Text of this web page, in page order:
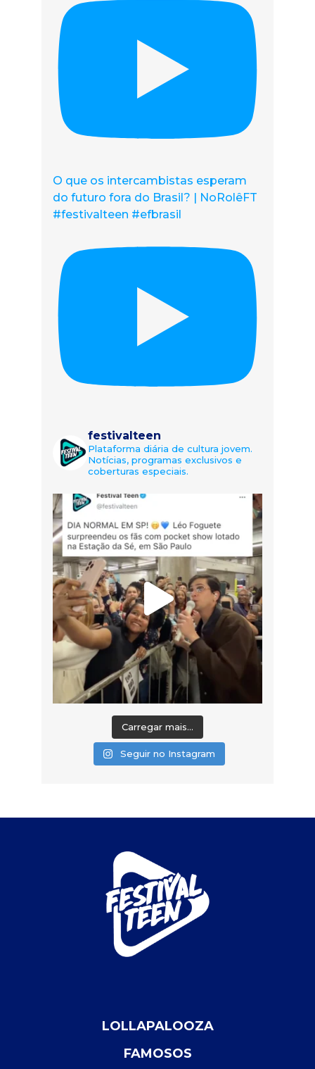
O que os intercambistas esperam
do futuro fora do Brasil? | NoRolêFT
#festivalteen #efbrasil
festivalteen
Plataforma diária de cultura jovem.
Notícias, programas exclusivos e
coberturas especiais.
Carregar mais...
Seguir no Instagram
LOLLAPALOOZA
FAMOSOS